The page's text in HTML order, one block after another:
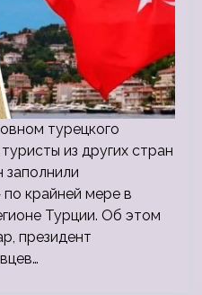
турецкого
из других стран
заполнили
по крайней мере в
Турции. Об этом
президент